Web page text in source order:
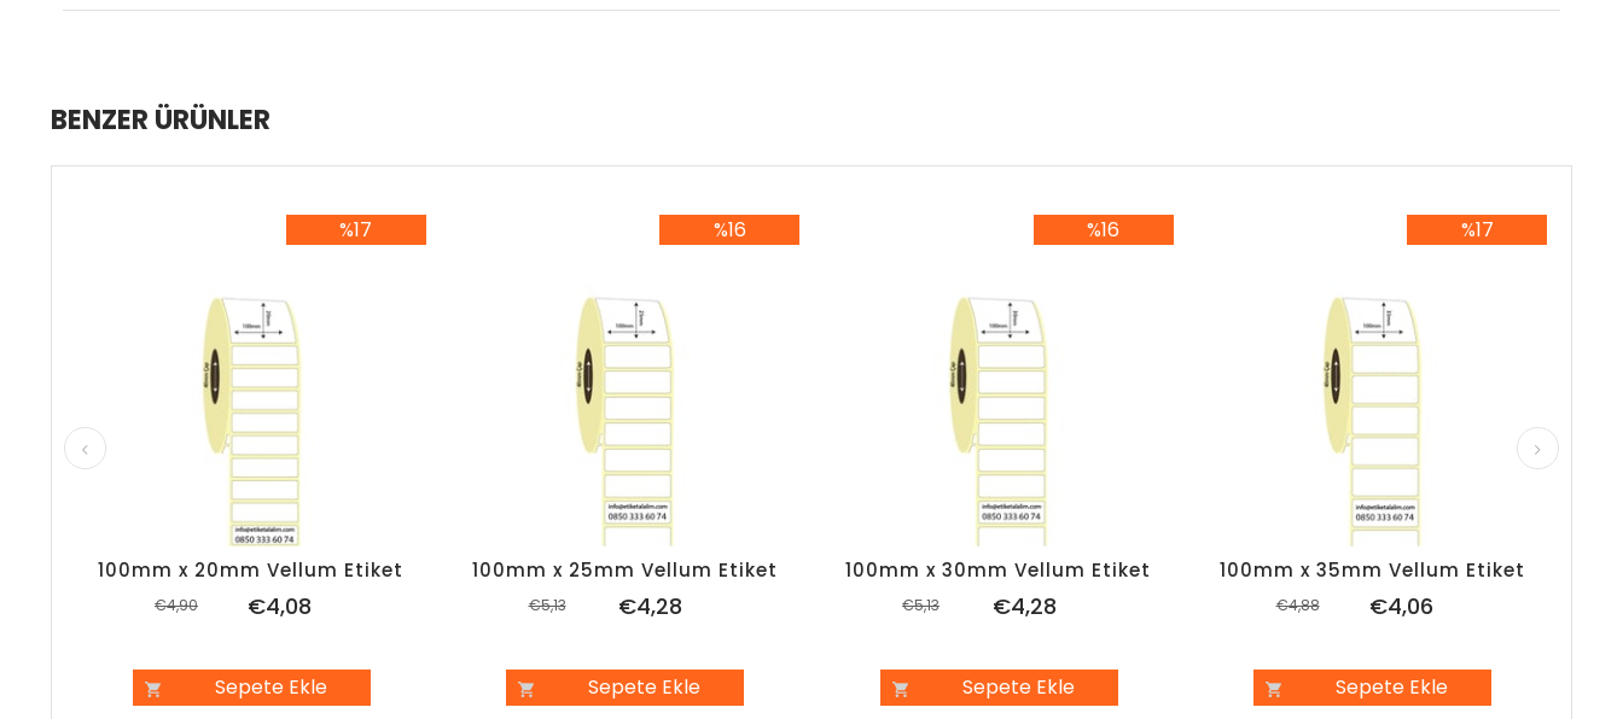
BENZER ÜRÜNLER
100mm x 20mm Vellum Etiket
€4,08
€4,90
Sepete Ekle
%17
100mm x 25mm Vellum Etiket
€4,28
€5,13
Sepete Ekle
%16
100mm x 30mm Vellum Etiket
€4,28
€5,13
Sepete Ekle
%16
100mm x 35mm Vellum Etiket
€4,06
€4,88
Sepete Ekle
%17